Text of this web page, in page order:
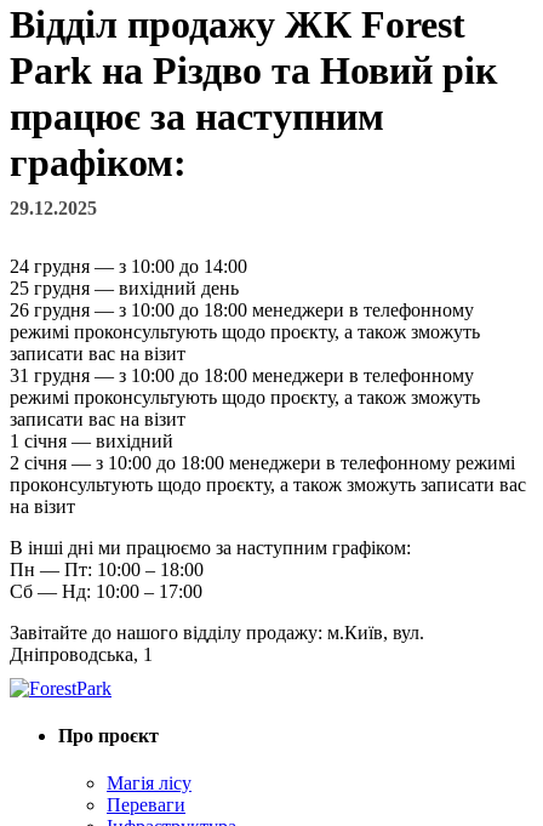
Відділ продажу ЖК Forest
Park на Різдво та Новий рік
працює за наступним
графіком:
29.12.2025
24 грудня — з 10:00 до 14:00
25 грудня — вихідний день
26 грудня — з 10:00 до 18:00 менеджери в телефонному
режимі проконсультують щодо проєкту, а також зможуть
записати вас на візит
31 грудня — з 10:00 до 18:00 менеджери в телефонному
режимі проконсультують щодо проєкту, а також зможуть
записати вас на візит
1 січня — вихідний
2 січня — з 10:00 до 18:00 менеджери в телефонному режимі
проконсультують щодо проєкту, а також зможуть записати вас
на візит
В інші дні ми працюємо за наступним графіком:
Пн — Пт: 10:00 – 18:00
Сб — Нд: 10:00 – 17:00
Завітайте до нашого відділу продажу: м.Київ, вул.
Дніпроводська, 1
Про проєкт
Магія лісу
Переваги